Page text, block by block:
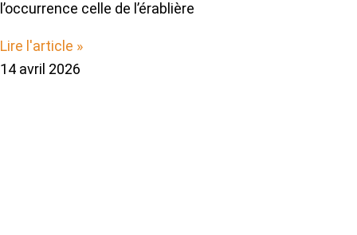
l’occurrence celle de l’érablière
Lire l'article »
14 avril 2026